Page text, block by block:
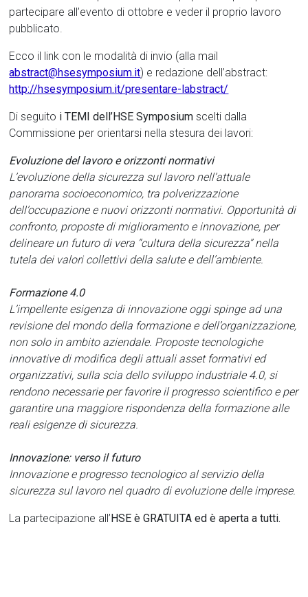
partecipare all’evento di ottobre e veder il proprio lavoro
pubblicato.
Ecco il link con le modalità di invio (alla mail
abstract@hsesymposium.it) e redazione dell’abstract:
http://hsesymposium.it/presentare-labstract/
Di seguito i TEMI dell’HSE Symposium scelti dalla
Commissione per orientarsi nella stesura dei lavori:
Evoluzione del lavoro e orizzonti normativi
L’evoluzione della sicurezza sul lavoro nell’attuale
panorama socioeconomico, tra polverizzazione
dell’occupazione e nuovi orizzonti normativi. Opportunità di
confronto, proposte di miglioramento e innovazione, per
delineare un futuro di vera “cultura della sicurezza” nella
tutela dei valori collettivi della salute e dell’ambiente.
Formazione 4.0
L’impellente esigenza di innovazione oggi spinge ad una
revisione del mondo della formazione e dell’organizzazione,
non solo in ambito aziendale. Proposte tecnologiche
innovative di modifica degli attuali asset formativi ed
organizzativi, sulla scia dello sviluppo industriale 4.0, si
rendono necessarie per favorire il progresso scientifico e per
garantire una maggiore rispondenza della formazione alle
reali esigenze di sicurezza.
Innovazione: verso il futuro
Innovazione e progresso tecnologico al servizio della
sicurezza sul lavoro nel quadro di evoluzione delle imprese.
La partecipazione all’HSE è GRATUITA ed è aperta a tutti.